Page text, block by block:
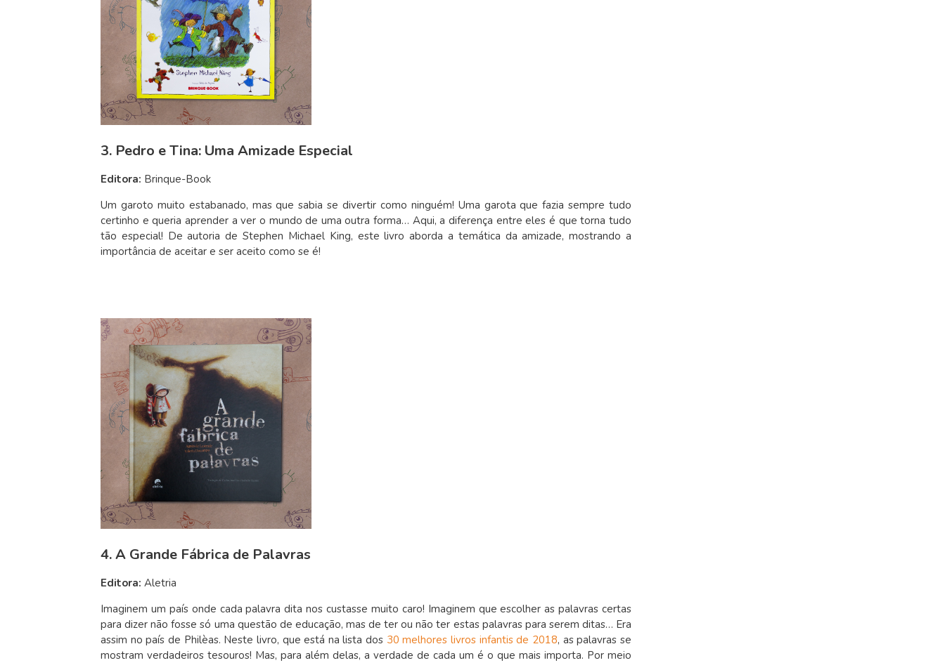
3. Pedro e Tina: Uma Amizade Especial
Editora: Brinque-Book
Um garoto muito estabanado, mas que sabia se divertir como ninguém! Uma garota que fazia sempre tudo
certinho e queria aprender a ver o mundo de uma outra forma… Aqui, a diferença entre eles é que torna tudo
tão especial! De autoria de Stephen Michael King, este livro aborda a temática da amizade, mostrando a
importância de aceitar e ser aceito como se é!
4. A Grande Fábrica de Palavras
Editora: Aletria
Imaginem um país onde cada palavra dita nos custasse muito caro! Imaginem que escolher as palavras certas
para dizer não fosse só uma questão de educação, mas de ter ou não ter estas palavras para serem ditas… Era
assim no país de Philèas. Neste livro, que está na lista dos 30 melhores livros infantis de 2018, as palavras se
mostram verdadeiros tesouros! Mas, para além delas, a verdade de cada um é o que mais importa. Por meio